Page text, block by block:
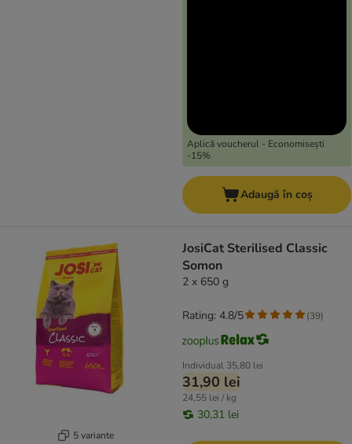
Aplică voucherul - Economisești
-15%
Adaugă în coș
5 variante
JosiCat Sterilised Classic
Somon
2 x 650 g
Individual 35,80 lei
31,90 lei
24,55 lei / kg
30,31 lei
Rating: 4.8/5 (39)